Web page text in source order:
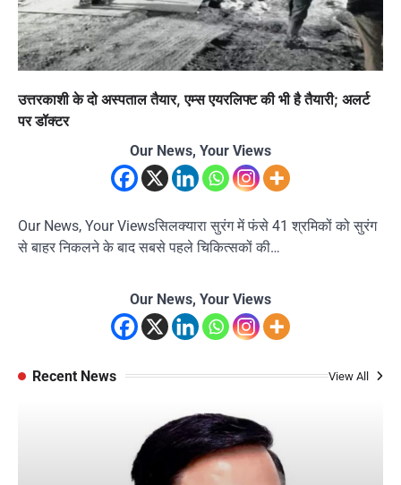
उत्तरकाशी के दो अस्पताल तैयार, एम्स एयरलिफ्ट की भी है तैयारी; अलर्ट
पर डॉक्टर
Our News, Your Views
Our News, Your Viewsसिलक्यारा सुरंग में फंसे 41 श्रमिकों को सुरंग
से बाहर निकलने के बाद सबसे पहले चिकित्सकों की…
Our News, Your Views
Recent News View All